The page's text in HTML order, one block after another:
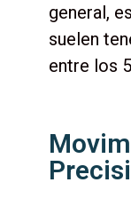
general,
suelen
entre los